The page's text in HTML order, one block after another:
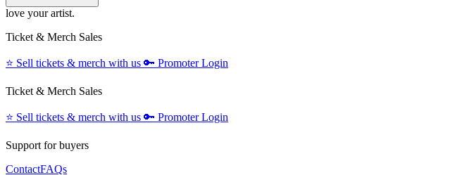
love your artist.
Ticket & Merch Sales
⭐️ Sell tickets & merch with us 🔑 Promoter Login
Ticket & Merch Sales
⭐️ Sell tickets & merch with us 🔑 Promoter Login
Support for buyers
ContactFAQs